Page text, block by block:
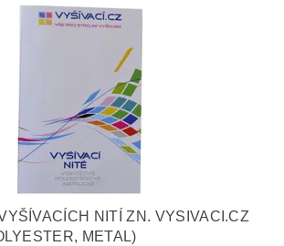
NITÍ ZN. VYSIVACI.CZ
METAL)